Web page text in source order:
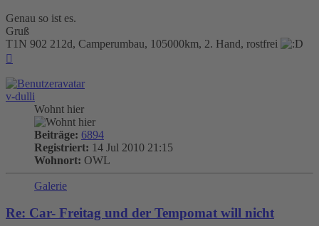
Genau so ist es.
Gruß
T1N 902 212d, Camperumbau, 105000km, 2. Hand, rostfrei
v-dulli
Wohnt hier
Beiträge: 6894
Registriert: 14 Jul 2010 21:15
Wohnort: OWL
Galerie
Re: Car- Freitag und der Tempomat will nicht